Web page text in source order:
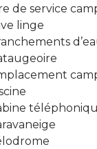
de service
linge